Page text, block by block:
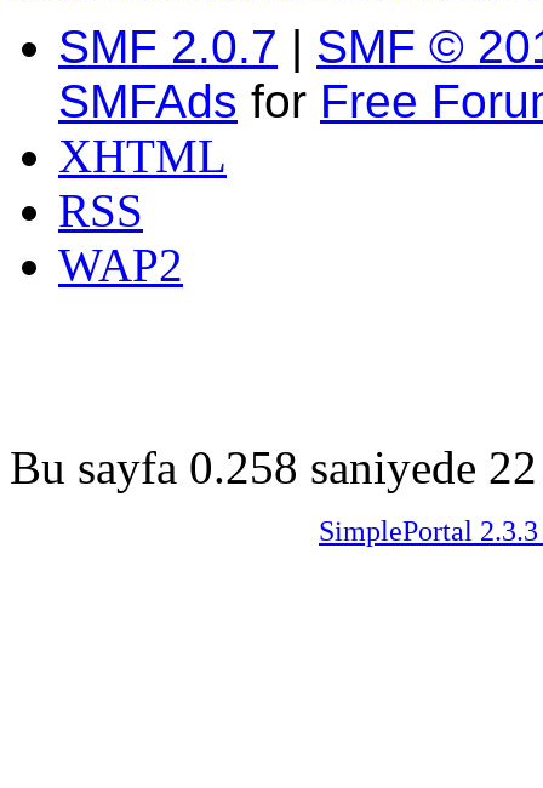
SMF 2.0.7 | SMF ©
SMFAds for Free
XHTML
RSS
WAP2
Bu sayfa 0.258 saniyede
SimplePortal